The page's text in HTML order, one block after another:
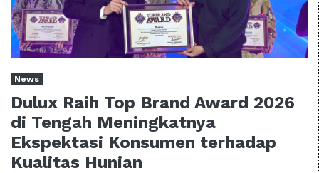
News
Dulux Raih Top Brand Award 2026
di Tengah Meningkatnya
Ekspektasi Konsumen terhadap
Kualitas Hunian